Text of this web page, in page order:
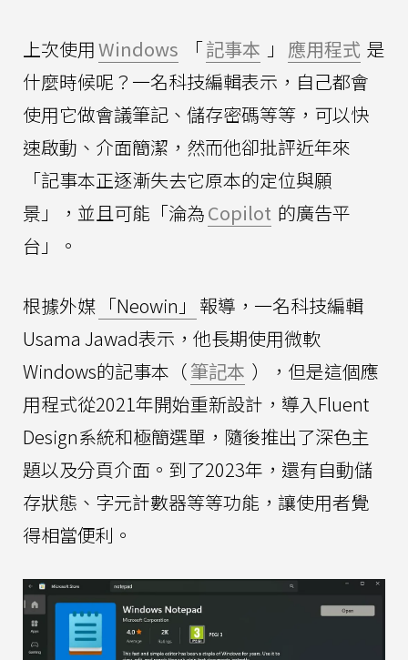
上次使用Windows 「記事本 」 應用程式 是
什麼時候呢？一名科技編輯表示，自己都會
使用它做會議筆記、儲存密碼等等，可以快
速啟動、介面簡潔，然而他卻批評近年來
「記事本正逐漸失去它原本的定位與願
景」，並且可能「淪為Copilot 的廣告平
台」。
根據外媒 「Neowin」 報導，一名科技編輯
Usama Jawad表示，他長期使用微軟
Windows的記事本（筆記本 ），但是這個應
用程式從2021年開始重新設計，導入Fluent
Design系統和極簡選單，隨後推出了深色主
題以及分頁介面。到了2023年，還有自動儲
存狀態、字元計數器等等功能，讓使用者覺
得相當便利。